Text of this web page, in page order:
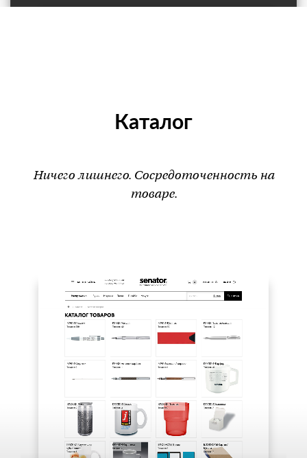
Каталог
Ничего лишнего. Сосредоточенность на
товаре.